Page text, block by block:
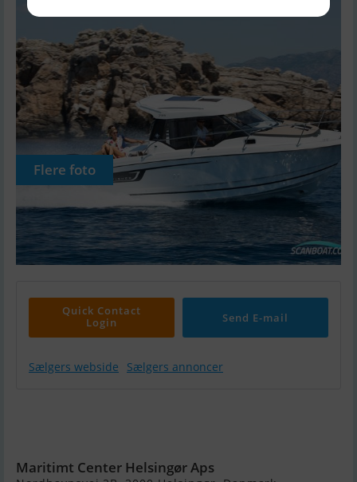
Flere foto
Quick Contact
Login
Send E-mail
Sælgers webside Sælgers annoncer
Maritimt Center Helsingør Aps